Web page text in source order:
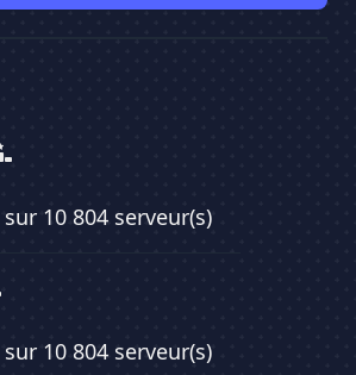
10 804 serveur(s)
10 804 serveur(s)